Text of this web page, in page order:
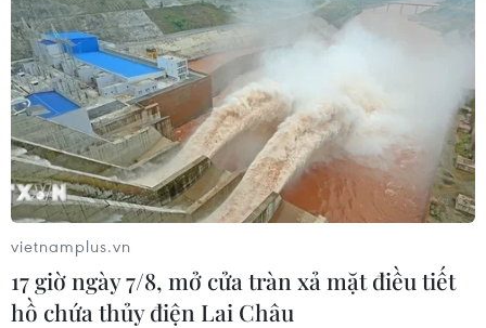
Hồi 7 giờ ngày 25/11, áp thấp nhiệt đới đã mạnh lên
thành bão (tên quốc tế là Tokage), vị trí tâm bão ở vào
khoảng 11,4 độ Vĩ Bắc, 123,5 độ Kinh Đông, trên khu vực
miền Trung Philippines.
vietnamplus.vn
17 giờ ngày 7/8, mở cửa tràn xả mặt điều tiết
hồ chứa thủy điện Lai Châu